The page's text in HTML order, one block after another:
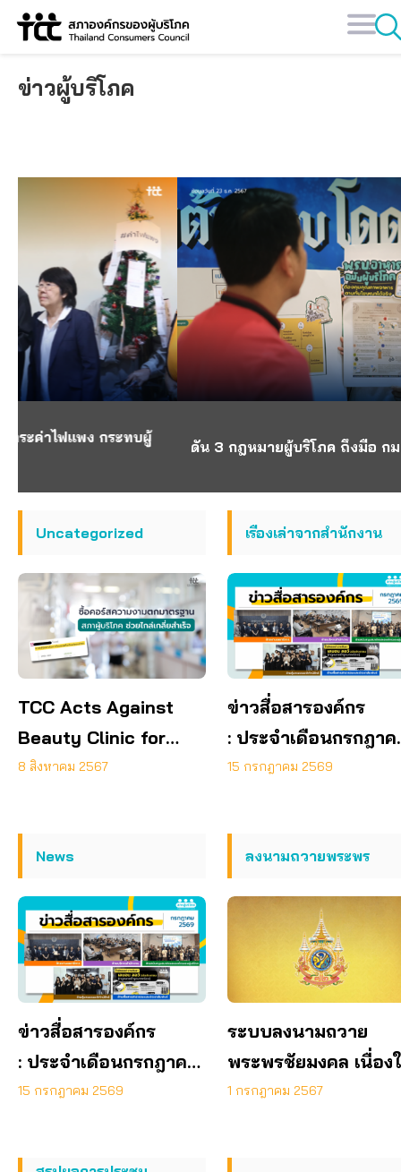
Skip
ข่าวผู้บริโภค
ดัน 3 กฎหมายผู้บริโภค ถึงมือ กมธ. สส. – สว.
Uncategorized
TCC Acts Against
Beauty Clinic for
Service Discrepancy
8 สิงหาคม 2567
เรื่องเล่าจากสำนักงาน
ข่าวสื่อสารองค์กร
: ประจำเดือนกรกฎา
2569
15 กรกฎาคม 2569
News
ข่าวสื่อสารองค์กร
: ประจำเดือนกรกฎาคม
2569
15 กรกฎาคม 2569
ลงนามถวายพระพร
ระบบลงนามถวาย
พระพรชัยมงคล เนื่อง
โอกาสพระราชพิธีมหา
พระชนมพรรษา ๖ ร
1 กรกฎาคม 2567